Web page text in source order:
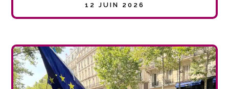
12 JUIN 2026